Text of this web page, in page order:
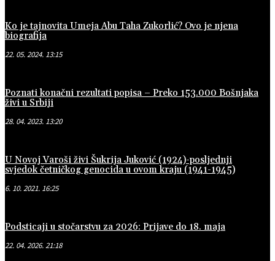
Ko je tajnovita Umeja Abu Taha Zukorlić? Ovo je njena
biografija
22. 05. 2024. 13:15
Poznati konačni rezultati popisa – Preko 153.000 Bošnjaka
živi u Srbiji
28. 04. 2023. 13:20
U Novoj Varoši živi Šukrija Juković (1924)-posljednji
svjedok četničkog genocida u ovom kraju (1941-1945)
6. 10. 2021. 16:25
Podsticaji u stočarstvu za 2026: Prijave do 18. maja
22. 04. 2026. 21:18